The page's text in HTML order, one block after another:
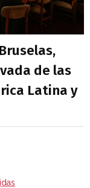
de las
Latina y